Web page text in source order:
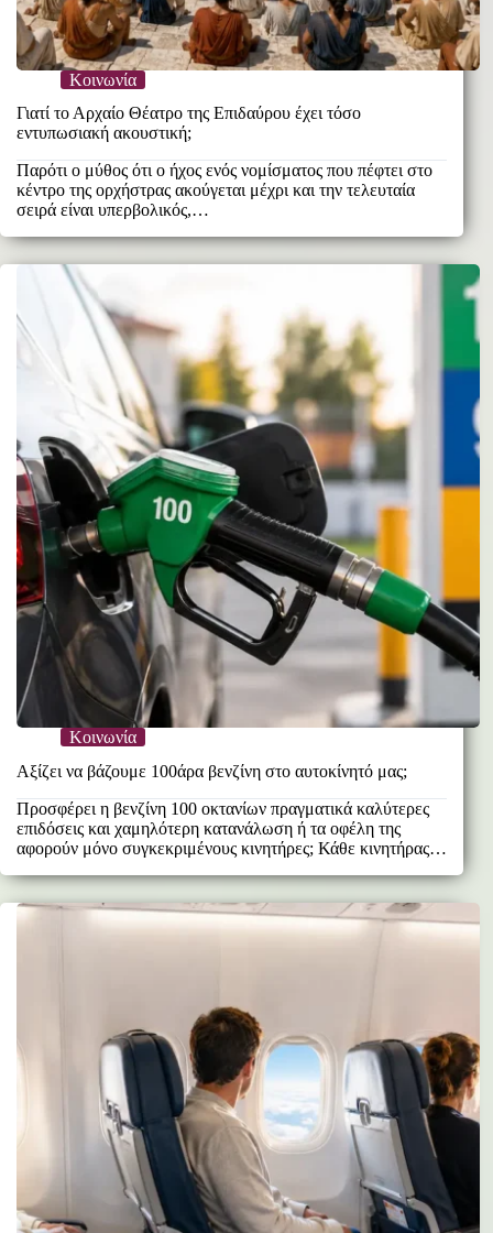
Κοινωνία
Γιατί το Αρχαίο Θέατρο της Επιδαύρου έχει τόσο
εντυπωσιακή ακουστική;
Παρότι ο μύθος ότι ο ήχος ενός νομίσματος που πέφτει στο
κέντρο της ορχήστρας ακούγεται μέχρι και την τελευταία
σειρά είναι υπερβολικός,…
Κοινωνία
Αξίζει να βάζουμε 100άρα βενζίνη στο αυτοκίνητό μας;
Προσφέρει η βενζίνη 100 οκτανίων πραγματικά καλύτερες
επιδόσεις και χαμηλότερη κατανάλωση ή τα οφέλη της
αφορούν μόνο συγκεκριμένους κινητήρες; Κάθε κινητήρας